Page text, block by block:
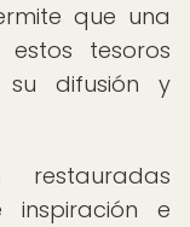
que una
tesoros
su difusión y
restauradas
inspiración e